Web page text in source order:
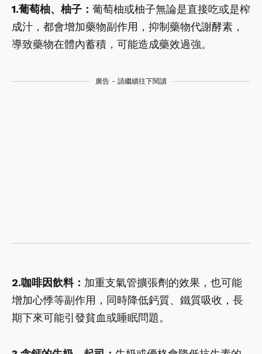
1.葡萄柚、柚子： 葡萄柚或柚子無論是直接吃或是榨
成汁，都會增加藥物副作用，抑制藥物代謝酵素，
導致藥物在體內蓄積，可能造成藥效過強。
廣告 - 請繼續往下閱讀
2.咖啡因飲料： 加重支氣管擴張劑的效果，也可能
增加心悸等副作用，同時降低鈣質、鐵質吸收，長
期下來可能引發貧血或睡眠問題。